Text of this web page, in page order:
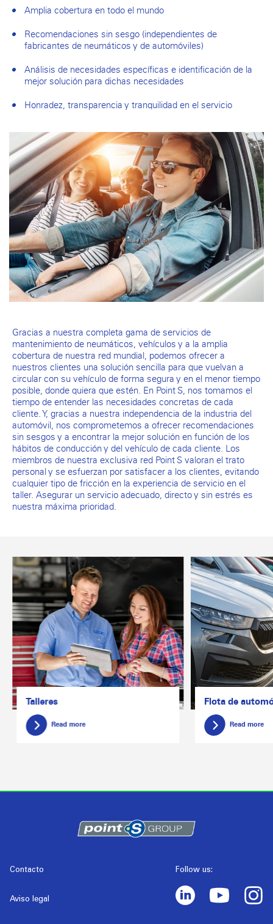
Amplia cobertura en todo el mundo
Recomendaciones sin sesgo (independientes de
fabricantes de neumáticos y de automóviles)
Análisis de necesidades específicas e identificación de la
mejor solución para dichas necesidades
Honradez, transparencia y tranquilidad en el servicio
Gracias a nuestra completa gama de servicios de
mantenimiento de neumáticos, vehículos y a la amplia
cobertura de nuestra red mundial, podemos ofrecer a
nuestros clientes una solución sencilla para que vuelvan a
circular con su vehículo de forma segura y en el menor tiempo
posible, donde quiera que estén. En Point S, nos tomamos el
tiempo de entender las necesidades concretas de cada
cliente. Y, gracias a nuestra independencia de la industria del
automóvil, nos comprometemos a ofrecer recomendaciones
sin sesgos y a encontrar la mejor solución en función de los
hábitos de conducción y del vehículo de cada cliente. Los
miembros de nuestra exclusiva red Point S valoran el trato
personal y se esfuerzan por satisfacer a los clientes, evitando
cualquier tipo de fricción en la experiencia de servicio en el
taller. Asegurar un servicio adecuado, directo y sin estrés es
nuestra máxima prioridad.
Talleres
Read more
Flota de
Read more
Contacto
Aviso legal
Follow us: